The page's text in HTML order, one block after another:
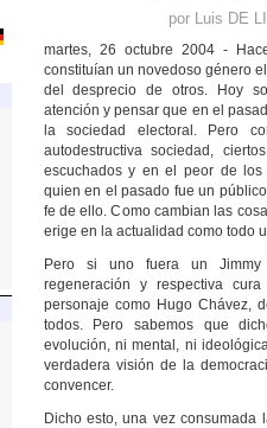
por Luis DE
martes, 26 octubre 2004 -
constituían un novedoso género
del desprecio de otros. Hoy
atención y pensar que en el
la sociedad electoral. Pero
autodestructiva sociedad,
escuchados y en el peor de los
quien en el pasado fue un
fe de ello. Como cambian las
erige en la actualidad como todo
Pero si uno fuera un Jimmy
regeneración y respectiva
personaje como Hugo Chávez,
todos. Pero sabemos que
evolución, ni mental, ni
verdadera visión de la
convencer.
Dicho esto, una vez